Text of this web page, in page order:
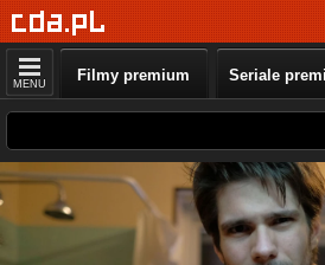
MENU Filmy premium Seriale